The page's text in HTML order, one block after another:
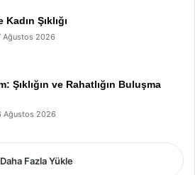
Şıklığı
Ağustos 2026
Şıklığın ve Rahatlığın Buluşma
Ağustos 2026
Daha Fazla Yükle